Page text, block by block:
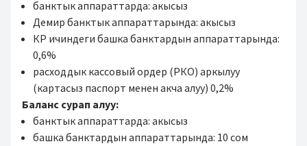
банктык аппараттарда: акысыз
Демир банктык аппараттарында: акысыз
КР ичиндеги башка банктардын аппараттарында:
0,6%
расходдык кассовый ордер (РКО) аркылуу
(картасыз паспорт менен акча алуу) 0,2%
Баланс сурап алуу:
банктык аппараттарда: акысыз
башка банктардын аппараттарында: 10 сом